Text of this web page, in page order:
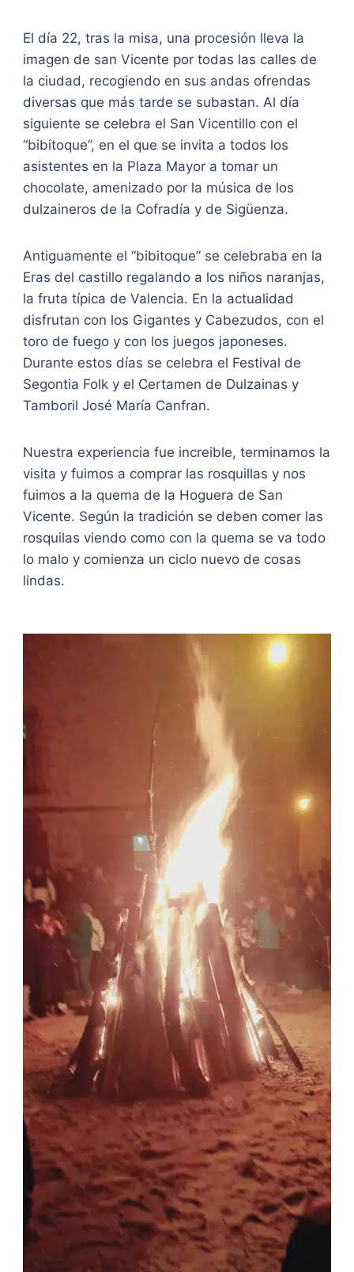
El día 22, tras la misa, una procesión lleva la
imagen de san Vicente por todas las calles de
la ciudad, recogiendo en sus andas ofrendas
diversas que más tarde se subastan. Al día
siguiente se celebra el San Vicentillo con el
“bibitoque”, en el que se invita a todos los
asistentes en la Plaza Mayor a tomar un
chocolate, amenizado por la música de los
dulzaineros de la Cofradía y de Sigüenza.
Antiguamente el “bibitoque” se celebraba en la
Eras del castillo regalando a los niños naranjas,
la fruta típica de Valencia. En la actualidad
disfrutan con los Gigantes y Cabezudos, con el
toro de fuego y con los juegos japoneses.
Durante estos días se celebra el Festival de
Segontia Folk y el Certamen de Dulzainas y
Tamboril José María Canfran.
Nuestra experiencia fue increible, terminamos la
visita y fuimos a comprar las rosquillas y nos
fuimos a la quema de la Hoguera de San
Vicente. Según la tradición se deben comer las
rosquilas viendo como con la quema se va todo
lo malo y comienza un ciclo nuevo de cosas
lindas.